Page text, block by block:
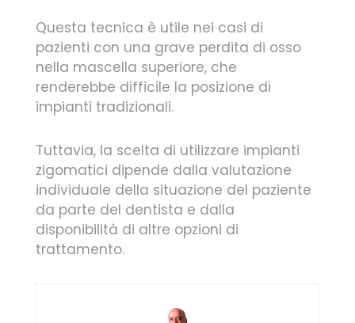
Questa tecnica è utile nei casi di
pazienti con una grave perdita di osso
nella mascella superiore, che
renderebbe difficile la posizione di
impianti tradizionali.
Tuttavia, la scelta di utilizzare impianti
zigomatici dipende dalla valutazione
individuale della situazione del paziente
da parte del dentista e dalla
disponibilità di altre opzioni di
trattamento.